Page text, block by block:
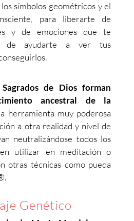
símbolos geométricos y el
para liberarte de
y de emociones que te
de ayudarte a ver tus
de Dios forman
ancestral de la
herramienta muy poderosa
a otra realidad y nivel de
neutralizándose todos los
utilizar en meditación o
otras técnicas como pueda
Genético